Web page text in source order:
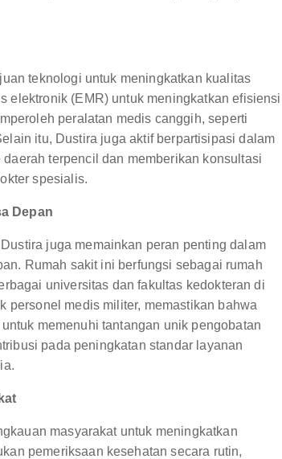
teknologi untuk meningkatkan kualitas
elektronik (EMR) untuk meningkatkan efisiensi
peralatan medis canggih, seperti
itu, Dustira juga aktif berpartisipasi dalam
terpencil dan memberikan konsultasi
spesialis.
Depan
juga memainkan peran penting dalam
Rumah sakit ini berfungsi sebagai rumah
universitas dan fakultas kedokteran di
personel medis militer, memastikan bahwa
memenuhi tantangan unik pengobatan
pada peningkatan standar layanan
masyarakat untuk meningkatkan
pemeriksaan kesehatan secara rutin,